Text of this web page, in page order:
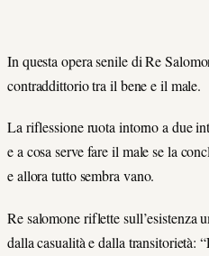
In questa opera senile di Re
contraddittorio tra il bene e il male.
La riflessione ruota intorno a due
e a cosa serve fare il male se la
e allora tutto sembra vano.
Re salomone riflette sull’esistenza
dalla casualità e dalla transitorietà: